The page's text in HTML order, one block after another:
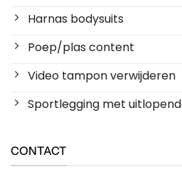
Harnas bodysuits
Poep/plas content
Video tampon verwijderen
Sportlegging met
CONTACT